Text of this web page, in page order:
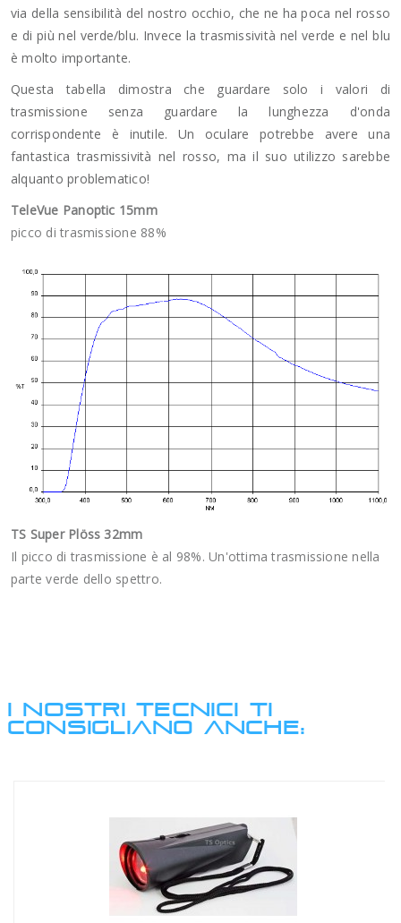
via della sensibilità del nostro occhio, che ne ha poca nel rosso
e di più nel verde/blu. Invece la trasmissività nel verde e nel blu
è molto importante.
Questa tabella dimostra che guardare solo i valori di
trasmissione senza guardare la lunghezza d'onda
corrispondente è inutile. Un oculare potrebbe avere una
fantastica trasmissività nel rosso, ma il suo utilizzo sarebbe
alquanto problematico!
TeleVue Panoptic 15mm
picco di trasmissione 88%
TS Super Plöss 32mm
Il picco di trasmissione è al 98%. Un'ottima trasmissione nella
parte verde dello spettro.
I NOSTRI TECNICI TI
CONSIGLIANO ANCHE: